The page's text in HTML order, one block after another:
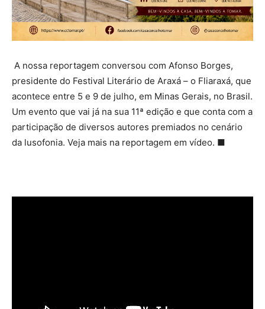
A nossa reportagem conversou com Afonso Borges,
presidente do Festival Literário de Araxá – o Fliaraxá, que
acontece entre 5 e 9 de julho, em Minas Gerais, no Brasil.
Um evento que vai já na sua 11ª edição e que conta com a
participação de diversos autores premiados no cenário
da lusofonia. Veja mais na reportagem em vídeo. ■